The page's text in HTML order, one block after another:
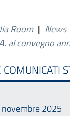
Room | News
al convegno
COMUNICATI
2025